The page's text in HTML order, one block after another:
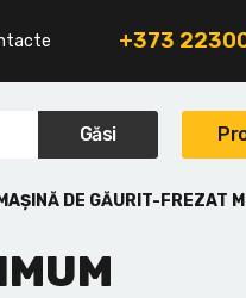
+373
Găsi
MAȘINĂ DE GĂURIT-FREZAT